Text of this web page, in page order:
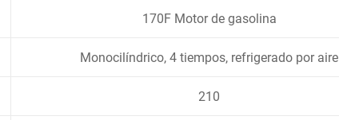
170F Motor de gasolina
Monocilíndrico, 4 tiempos, refrigerado por aire
210